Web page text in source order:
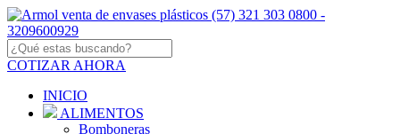
COTIZAR AHORA
INICIO
ALIMENTOS
Bomboneras